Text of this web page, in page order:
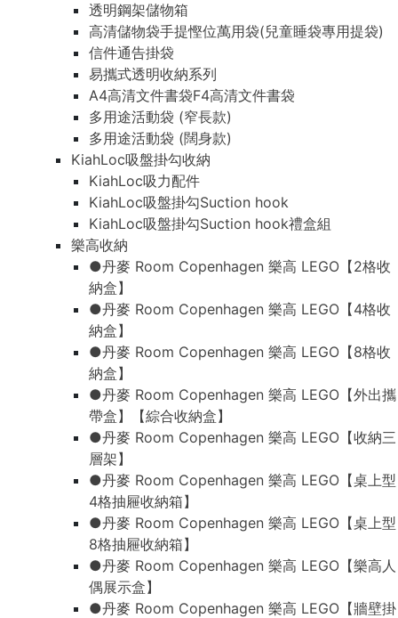
透明鋼架儲物箱
高清儲物袋手提慳位萬用袋(兒童睡袋專用提袋)
信件通告掛袋
易攜式透明收納系列
A4高清文件書袋F4高清文件書袋
多用途活動袋 (窄長款)
多用途活動袋 (闊身款)
KiahLoc吸盤掛勾收納
KiahLoc吸力配件
KiahLoc吸盤掛勾Suction hook
KiahLoc吸盤掛勾Suction hook禮盒組
樂高收納
●丹麥 Room Copenhagen 樂高 LEGO【2格收
納盒】
●丹麥 Room Copenhagen 樂高 LEGO【4格收
納盒】
●丹麥 Room Copenhagen 樂高 LEGO【8格收
納盒】
●丹麥 Room Copenhagen 樂高 LEGO【外出攜
帶盒】【綜合收納盒】
●丹麥 Room Copenhagen 樂高 LEGO【收納三
層架】
●丹麥 Room Copenhagen 樂高 LEGO【桌上型
4格抽屜收納箱】
●丹麥 Room Copenhagen 樂高 LEGO【桌上型
8格抽屜收納箱】
●丹麥 Room Copenhagen 樂高 LEGO【樂高人
偶展示盒】
●丹麥 Room Copenhagen 樂高 LEGO【牆壁掛